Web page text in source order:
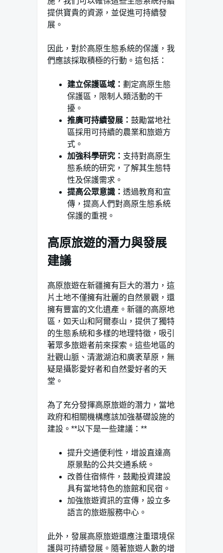
提供寶貴的資源，並促進可持續發
展。
因此，對於高原生態系統的保護，我
們應該採取積極的行動。這包括：
建立保護區域： 劃定高原生態
保護區，限制人類活動的干
擾。
推廣可持續發展： 鼓勵當地社
區採用可持續的農業和旅遊方
式。
加強科學研究： 支持對高原生
態系統的研究，了解其生態特
性及保護需求。
提高公眾意識： 透過教育和宣
傳，提高人們對高原生態系統
保護的重視。
高原旅遊的潛力與發展
建議
高原旅遊在新疆擁有巨大的潛力，這
片土地不僅擁有壯麗的自然景觀，還
擁有豐富的文化遺產。新疆的高原地
區，如天山和阿爾泰山，提供了獨特
的生態系統和多樣的地理特徵，吸引
著眾多旅遊者前來探索。這些地區的
壯觀山脈、清澈湖泊和廣袤草原，無
疑是攝影愛好者和自然愛好者的天
堂。
為了充分發揮高原旅遊的潛力，當地
政府和相關機構應該加強基礎設施的
建設。**以下是一些建議：**
提升交通便利性，增設直達高
原景點的公共交通系統。
改善住宿條件，鼓勵投資建設
具有當地特色的旅館和民宿。
加強旅遊資訊的宣傳，設立多
語言的旅遊服務中心。
此外，發展高原旅遊還應注重環境保
護與可持續發展。隨著旅遊人數的增